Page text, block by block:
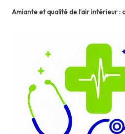
Amiante et qualité de l’air intérieur :